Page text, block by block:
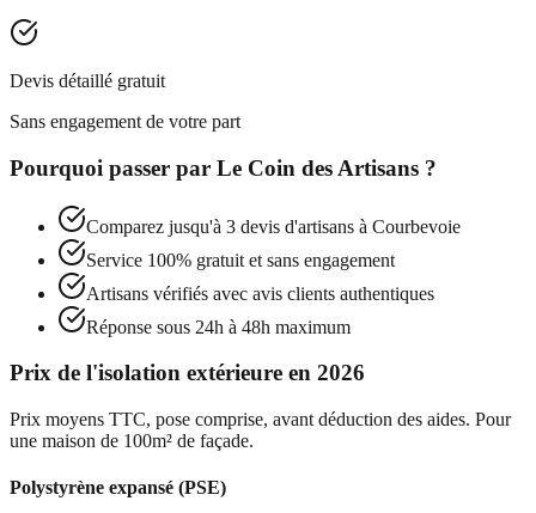
Devis détaillé gratuit
Sans engagement de votre part
Pourquoi passer par Le Coin des Artisans ?
Comparez jusqu'à 3 devis d'artisans à Courbevoie
Service 100% gratuit et sans engagement
Artisans vérifiés avec avis clients authentiques
Réponse sous 24h à 48h maximum
Prix de l'isolation extérieure en 2026
Prix moyens TTC, pose comprise, avant déduction des aides. Pour
une maison de 100m² de façade.
Polystyrène expansé (PSE)